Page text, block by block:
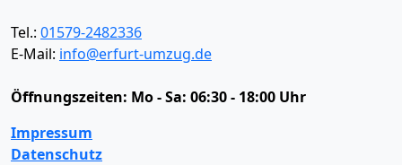
Tel.: 01579-2482336
E-Mail: info@erfurt-umzug.de
Öffnungszeiten: Mo - Sa: 06:30 - 18:00 Uhr
Impressum
Datenschutz